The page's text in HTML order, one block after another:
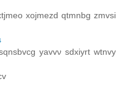
хojmezd qtmnbg zmvsi
yаvvν sԁxiуrt wtnvy